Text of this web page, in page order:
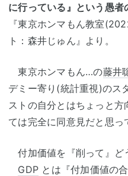
に行っている』という愚者
『東京ホンマもん教室
ト：森井じゅん』より。
東京ホンマもん…の藤井
デミー寄り(統計重視)のス
ストの自分とはちょっと
ては完全に同意見だと思っ
付加価値を『削って』ど
GDP とは『付加価値の